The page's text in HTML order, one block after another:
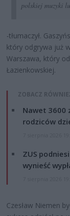
polskiej muzyki
-tłumaczył.
który odgrywa już
Warszawa, który
Łazienkowskiej.
ZOBACZ
Nawet 3600
rodziców
ZUS
wynieść
Czesław Niemen